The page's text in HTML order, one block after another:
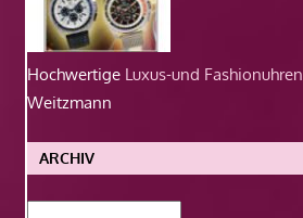
Hochwertige Luxus-und Fashionuhren
Weitzmann
ARCHIV